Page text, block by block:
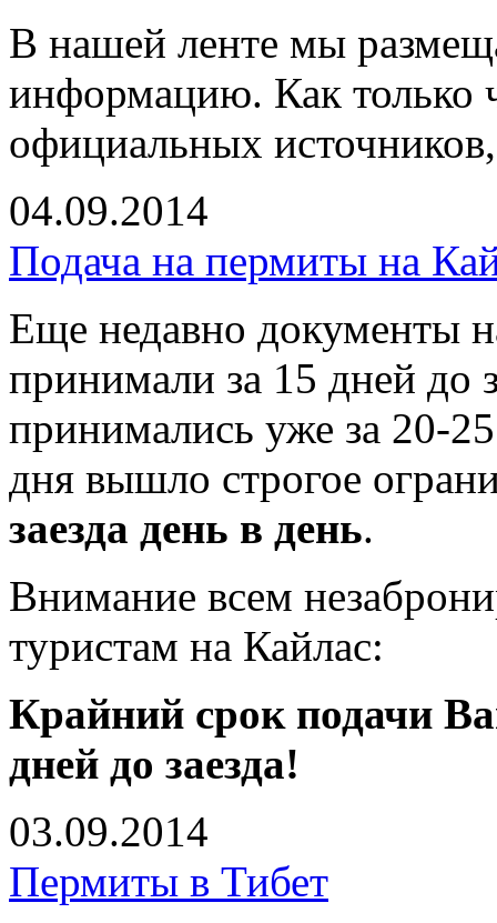
В нашей ленте мы
информацию. Как только
официальных
04.09.2014
Подача на пермиты на
Еще недавно документы
принимали за 15 дней до
принимались уже за 20-
дня вышло строгое
заезда день в день.
Внимание всем
туристам на Кайлас:
Крайний срок подачи
дней до заезда!
03.09.2014
Пермиты в Тибет